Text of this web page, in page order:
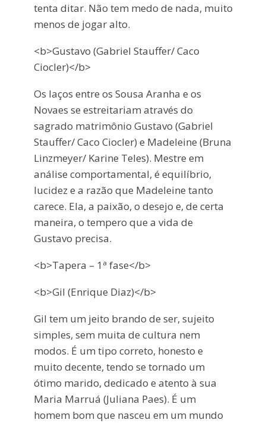
tenta ditar. Não tem medo de nada, muito
menos de jogar alto.
<b>Gustavo (Gabriel Stauffer/ Caco
Ciocler)</b>
Os laços entre os Sousa Aranha e os
Novaes se estreitariam através do
sagrado matrimônio Gustavo (Gabriel
Stauffer/ Caco Ciocler) e Madeleine (Bruna
Linzmeyer/ Karine Teles). Mestre em
análise comportamental, é equilíbrio,
lucidez e a razão que Madeleine tanto
carece. Ela, a paixão, o desejo e, de certa
maneira, o tempero que a vida de
Gustavo precisa.
<b>Tapera – 1ª fase</b>
<b>Gil (Enrique Diaz)</b>
Gil tem um jeito brando de ser, sujeito
simples, sem muita de cultura nem
modos. É um tipo correto, honesto e
muito decente, tendo se tornado um
ótimo marido, dedicado e atento à sua
Maria Marruá (Juliana Paes). É um
homem bom que nasceu em um mundo